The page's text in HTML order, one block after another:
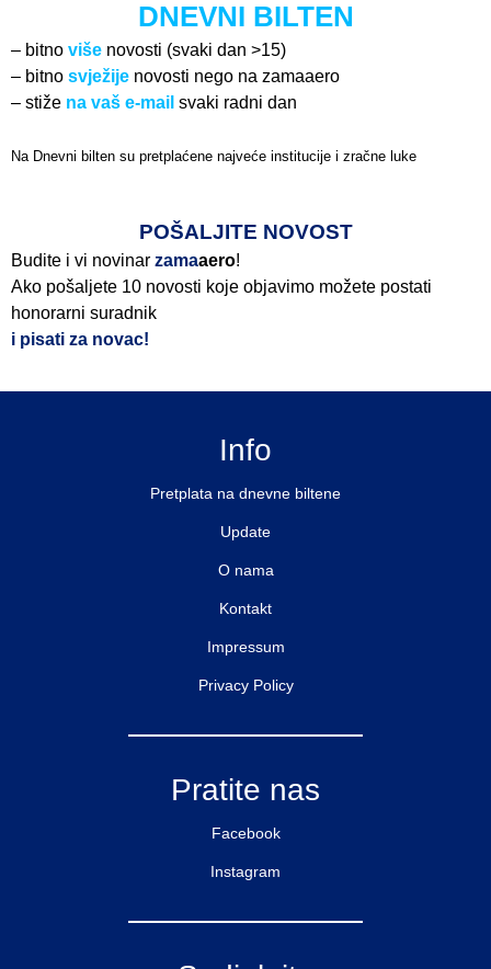
DNEVNI BILTEN
– bitno više novosti (svaki dan >15)
– bitno svježije novosti nego na zamaaero
– stiže na vaš e-mail svaki radni dan
Na Dnevni bilten su pretplaćene najveće institucije i zračne luke
POŠALJITE NOVOST
Budite i vi novinar zamaaero!
Ako pošaljete 10 novosti koje objavimo možete postati
honorarni suradnik
i pisati za novac!
Info
Pretplata na dnevne biltene
Update
O nama
Kontakt
Impressum
Privacy Policy
Pratite nas
Facebook
Instagram